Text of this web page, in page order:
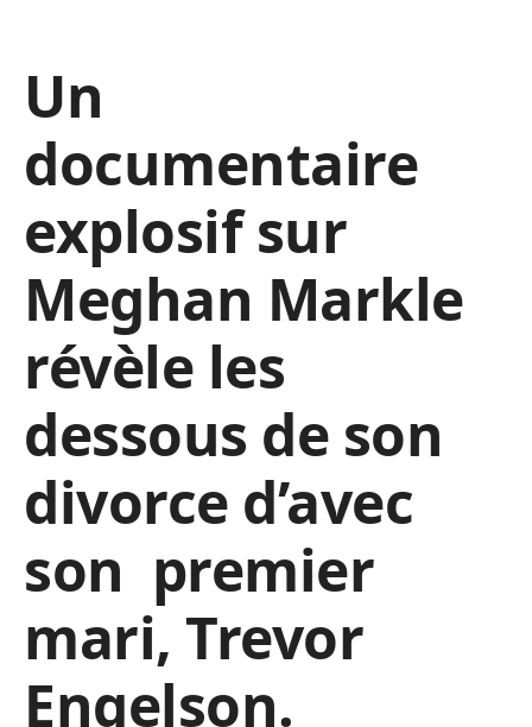
Un
documentaire
explosif sur
Meghan Markle
révèle les
dessous de son
divorce d’avec
son premier
mari, Trevor
Engelson.